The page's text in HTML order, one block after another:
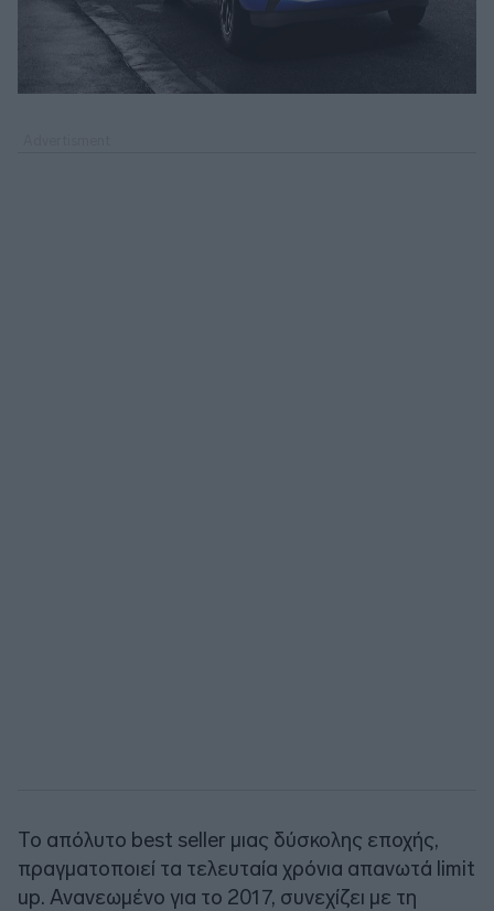
Το απόλυτο best seller μιας δύσκολης εποχής,
πραγματοποιεί τα τελευταία χρόνια απανωτά limit
up. Ανανεωμένο για το 2017, συνεχίζει με τη